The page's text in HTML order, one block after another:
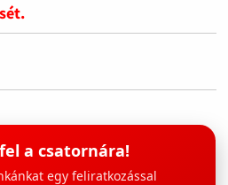
a csatornára!
egy feliratkozással